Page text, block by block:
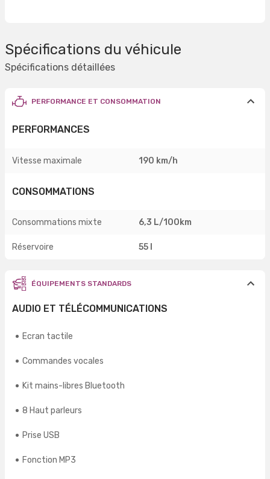
Spécifications du véhicule
Spécifications détaillées
PERFORMANCE ET CONSOMMATION
PERFORMANCES
Vitesse maximale 190 km/h
CONSOMMATIONS
Consommations mixte 6,3 L/100km
Réservoire 55 l
ÉQUIPEMENTS STANDARDS
AUDIO ET TÉLÉCOMMUNICATIONS
Ecran tactile
Commandes vocales
Kit mains-libres Bluetooth
8 Haut parleurs
Prise USB
Fonction MP3